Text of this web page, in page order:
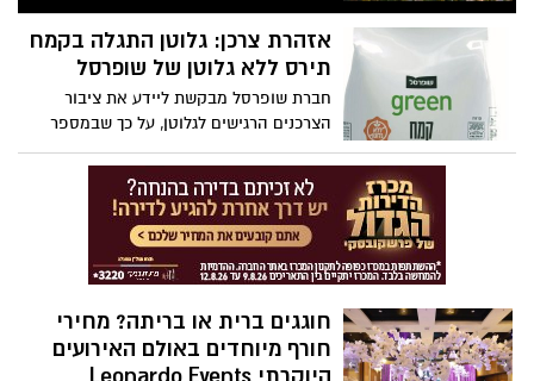
2025
אזהרת צרכן: גלוטן התגלה בקמח
תירס ללא גלוטן של שופרסל
חברת שופרסל מבקשת ליידע את ציבור
הצרכנים הרגישים לגלוטן, על כך שבמספר
מצומצם של אריזות קמח תירס 500 גרם מותג
שופרסל "Green" ללא גלוטן, המיוצר על ידי
נטורל קייקס בע"מ, התגלתה בבדיקת ספק
כמות גלוטן גבוהה מהדרישה בחקיקה למוצר
מסוג זה (ללא גלוטן).
חוגגים ברית או בריתה? מחירי
חורף מיוחדים באולם האירועים